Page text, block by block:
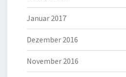
Januar 2017
Dezember 2016
November 2016